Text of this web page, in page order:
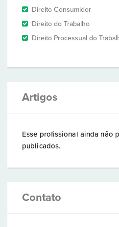
Direito Consumidor
Direito do Trabalho
Direito Processual do
Artigos
Esse profissional ainda não
publicados.
Contato